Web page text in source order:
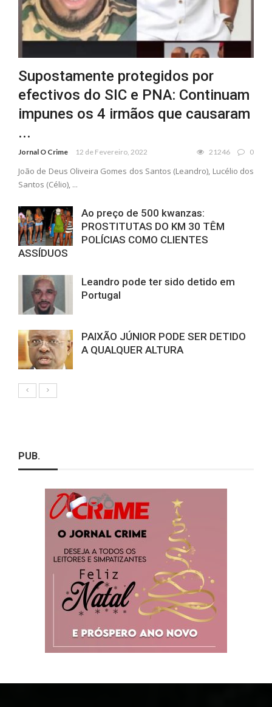
Supostamente protegidos por
efectivos do SIC e PNA: Continuam
impunes os 4 irmãos que causaram
...
Jornal O Crime 12 de Fevereiro, 2022 21246 0
João de Deus Oliveira Gomes dos Santos (Leandro), Lucélio dos
Santos (Célio), ...
Ao preço de 500 kwanzas:
PROSTITUTAS DO KM 30 TÊM
POLÍCIAS COMO CLIENTES
ASSÍDUOS
Leandro pode ter sido detido em
Portugal
PAIXÃO JÚNIOR PODE SER DETIDO
A QUALQUER ALTURA
PUB.